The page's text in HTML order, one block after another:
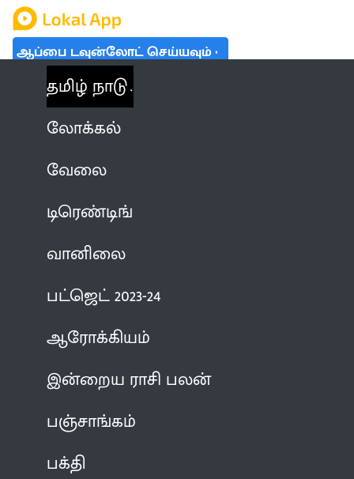
ஆப்பை டவுன்லோட் செய்யவும்
தமிழ் நாடு
லோக்கல்
வேலை
டிரெண்டிங்
வானிலை
பட்ஜெட் 2023-24
ஆரோக்கியம்
இன்றைய ராசி பலன்
பஞ்சாங்கம்
பக்தி